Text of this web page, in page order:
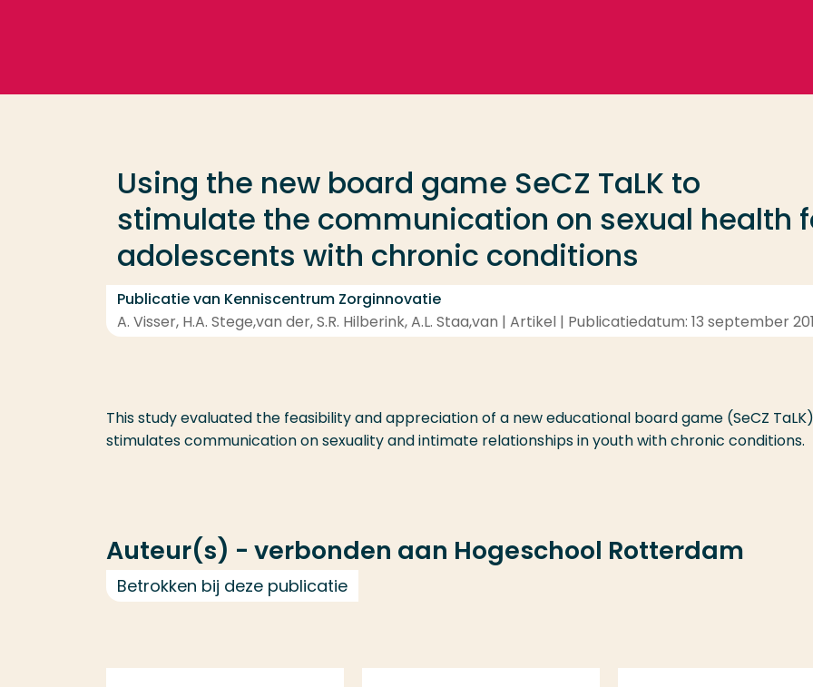
Using the new board game SeCZ TaLK to
stimulate the communication on sexual health
adolescents with chronic conditions
Publicatie van Kenniscentrum Zorginnovatie
A. Visser, H.A. Stege,van der, S.R. Hilberink, A.L. Staa,van | Artikel | Publicatiedatum: 13 september
This study evaluated the feasibility and appreciation of a new educational board game (SeCZ
stimulates communication on sexuality and intimate relationships in youth with chronic conditions.
Auteur(s) - verbonden aan Hogeschool Rotterdam
Betrokken bij deze publicatie
Opleiding
Contact